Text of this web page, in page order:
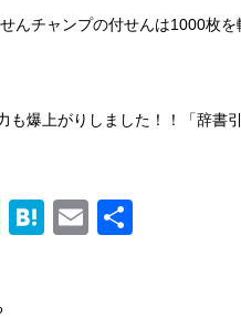
んチャンプの付せんは1000枚を
も爆上がりしました！！「辞書
LineHatena
Email